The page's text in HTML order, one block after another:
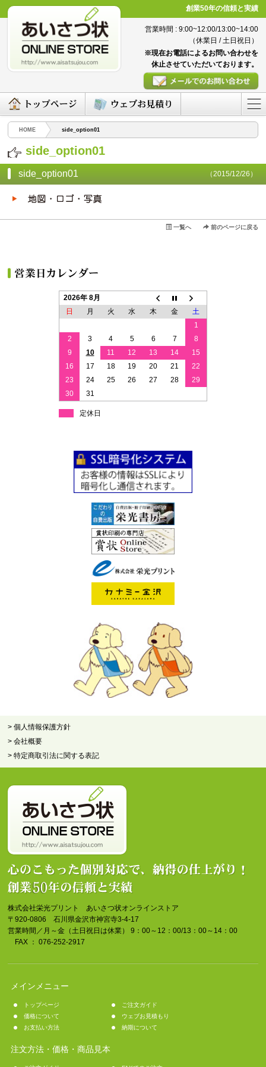
創業50年の信頼と実績
営業時間 : 9:00~12:00/13:00~14:00
（休業日 / 土日祝日）
※現在お電話によるお問い合わせを
休止させていただいております。
HOME side_option01
side_option01
side_option01 （2015/12/26）
一覧へ 前のページに戻る
2026年 8月
日
月 火 水 木 金
土
1
2
3 4 5 6 7
8
9
10 11 12 13 14
15
16
17 18 19 20 21
22
23
24 25 26 27 28
29
30
31
定休日
> 個人情報保護方針
> 会社概要
> 特定商取引法に関する表記
株式会社栄光プリント あいさつ状オンラインストア
〒920-0806 石川県金沢市神宮寺3-4-17
営業時間／月～金（土日祝日は休業） 9：00～12：00/13：00～14：00
FAX ： 076-252-2917
メインメニュー
トップページ
ご注文ガイド
価格について
ウェブお見積もり
お支払い方法
納期について
注文方法・価格・商品見本